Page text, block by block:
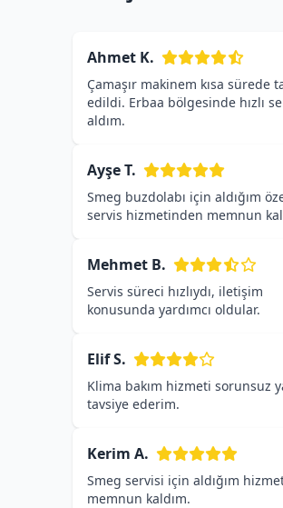
Ahmet K.
Çamaşır makinem kısa sürede
edildi. Erbaa bölgesinde hızlı
aldım.
Ayşe T.
Smeg buzdolabı için aldığım
servis hizmetinden memnun
Mehmet B.
Servis süreci hızlıydı, iletişim
konusunda yardımcı oldular.
Elif S.
Klima bakım hizmeti sorunsuz
tavsiye ederim.
Kerim A.
Smeg servisi için aldığım
memnun kaldım.